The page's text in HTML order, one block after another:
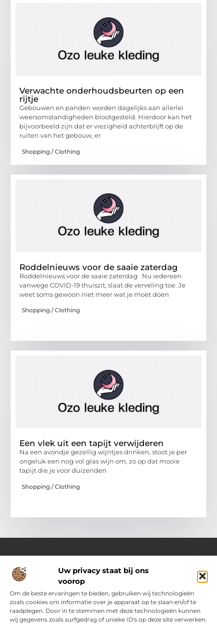
Uw privacy staat bij ons
voorop
Om de beste ervaringen te bieden, gebruiken wij technologieën
zoals cookies om informatie over je apparaat op te slaan en/of te
raadplegen. Door in te stemmen met deze technologieën kunnen
wij gegevens zoals surfgedrag of unieke ID's op deze site verwerken.
Verwachte onderhoudsbeurten op een
rijtje
Gebouwen en panden worden dagelijks aan allerlei
weersomstandigheden blootgesteld. Hierdoor kan het
bijvoorbeeld zijn dat er viezigheid achterblijft op de
ruiten van het gebouw, er
Shopping / Clothing
Roddelnieuws voor de saaie zaterdag
Roddelnieuws voor de saaie zaterdag Nu iedereen
vanwege COVID-19 thuiszit, slaat de verveling toe. Je
weet soms gewoon niet meer wat je moet doen
Shopping / Clothing
Een vlek uit een tapijt verwijderen
Na een avondje gezellig wijntjes drinken, stoot je per
ongeluk een nog vol glas wijn om, zo op dat mooie
tapijt die je voor duizenden
Shopping / Clothing
Over Ozoleukekleding.nl
Jouw inspiratiebron voor stijlvolle en praktische modetips
Laat je verrassen door onze gevarieerde blogs vol trends,
kledingadvies en creatieve ideeën. Ontdek hoe je met slimme
tips en originele inspiratie elke dag met flair en zelfvertrouwen
voor de dag komt.